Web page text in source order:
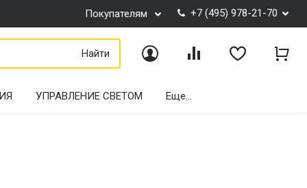
Покупателям +7 (495) 978-21-70
Найти Войти СравнениеИзбранное
УПРАВЛЕНИЕ СВЕТОМ Еще...